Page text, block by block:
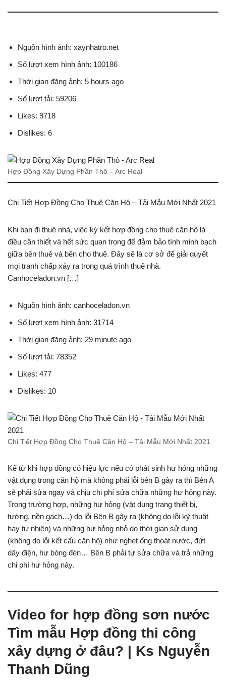
Nguồn hình ảnh: xaynhatro.net
Số lượt xem hình ảnh: 100186
Thời gian đăng ảnh: 5 hours ago
Số lượt tải: 59206
Likes: 9718
Dislikes: 6
Hợp Đồng Xây Dựng Phần Thô – Arc Real
Chi Tiết Hợp Đồng Cho Thuê Căn Hộ – Tải Mẫu Mới Nhất 2021
Khi bạn đi thuê nhà, việc ký kết hợp đồng cho thuê căn hộ là
điều cần thiết và hết sức quan trọng để đảm bảo tính minh bạch
giữa bên thuê và bên cho thuê. Đây sẽ là cơ sở để giải quyết
mọi tranh chấp xảy ra trong quá trình thuê nhà.
Canhoceladon.vn […]
Nguồn hình ảnh: canhoceladon.vn
Số lượt xem hình ảnh: 31714
Thời gian đăng ảnh: 29 minute ago
Số lượt tải: 78352
Likes: 477
Dislikes: 10
Chi Tiết Hợp Đồng Cho Thuê Căn Hộ – Tải Mẫu Mới Nhất 2021
Kể từ khi hợp đồng có hiệu lực nếu có phát sinh hư hỏng những
vật dụng trong căn hộ mà không phải lỗi bên B gây ra thì Bên A
sẽ phải sửa ngay và chịu chi phí sửa chữa những hư hỏng này.
Trong trường hợp, những hư hỏng (vật dụng trang thiết bị,
tường, nền gạch…) do lỗi Bên B gây ra (không do lỗi kỹ thuật
hay tự nhiên) và những hư hỏng nhỏ do thời gian sử dụng
(không do lỗi kết cấu căn hộ) như nghẹt ống thoát nước, đứt
dây điện, hư bóng đèn… Bên B phải tự sửa chữa và trả những
chi phí hư hỏng này.
Video for hợp đồng sơn nước
Tìm mẫu Hợp đồng thi công
xây dựng ở đâu? | Ks Nguyễn
Thanh Dũng